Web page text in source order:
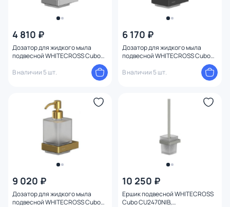
4 810 ₽
Дозатор для жидкого мыла
подвесной WHITECROSS Cubo
В наличии 5 шт.
6 170 ₽
Дозатор для жидкого мыла
подвесной WHITECROSS Cubo
В наличии 5 шт.
9 020 ₽
Дозатор для жидкого мыла
подвесной WHITECROSS Cubo
10 250 ₽
Ершик подвесной WHITECROSS
Cubo CU2470NIB,